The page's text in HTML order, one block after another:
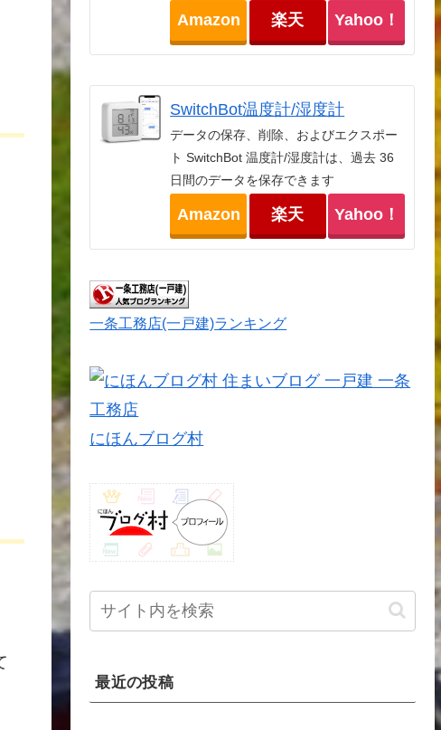
Amazon 楽天 Yahoo！
SwitchBot温度計/湿度計
データの保存、削除、およびエクスポー
ト SwitchBot 温度計/湿度計は、過去 36
日間のデータを保存できます
Amazon 楽天 Yahoo！
一条工務店(一戸建)ランキング
にほんブログ村
最近の投稿